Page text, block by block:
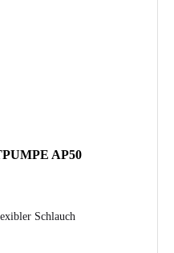
AP50
Schlauch